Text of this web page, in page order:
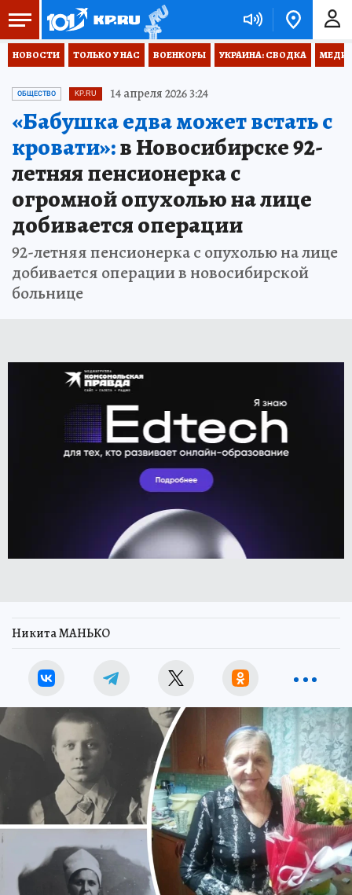
НОВОСТИ ТОЛЬКО У НАС ВОЕНКОРЫ УКРАИНА: СВОДКА
ОБЩЕСТВО KP.RU 14 апреля 2026 3:24
«Бабушка едва может встать с
кровати»:в Новосибирске 92-
летняя пенсионерка с
огромной опухолью на лице
добивается операции
92-летняя пенсионерка с опухолью на лице
добивается операции в новосибирской
больнице
Никита МАНЬКО